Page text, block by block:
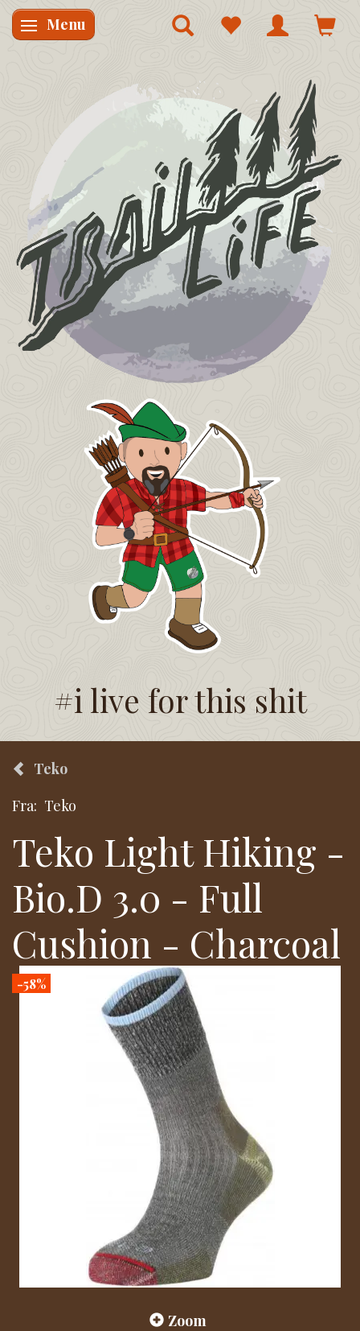
Skifte navigation
Menu
#i live for this shit
Teko
Fra: Teko
Teko Light Hiking -
Bio.D 3.0 - Full
Cushion - Charcoal
-58%
Zoom